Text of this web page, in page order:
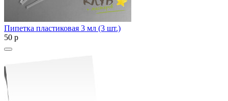
Пипетка пластиковая 3 мл (3 шт.)
50 p